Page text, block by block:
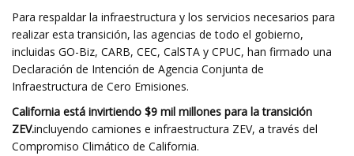
Para respaldar la infraestructura y los servicios necesarios para
realizar esta transición, las agencias de todo el gobierno,
incluidas GO-Biz, CARB, CEC, CalSTA y CPUC, han firmado una
Declaración de Intención de Agencia Conjunta de
Infraestructura de Cero Emisiones.
California está invirtiendo $9 mil millones para la transición
ZEV.incluyendo camiones e infraestructura ZEV, a través del
Compromiso Climático de California.